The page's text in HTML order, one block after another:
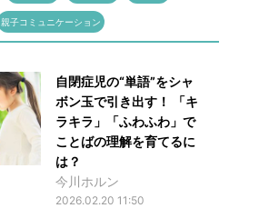
親子コミュニケーション
自閉症児の“単語”をシャ
ボン玉で引き出す！ 「キ
ラキラ」「ふわふわ」で
ことばの理解を育てるに
は？
今川ホルン
2026.02.20 11:50